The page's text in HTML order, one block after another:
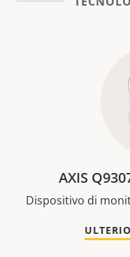
AXIS
Dispositivo di